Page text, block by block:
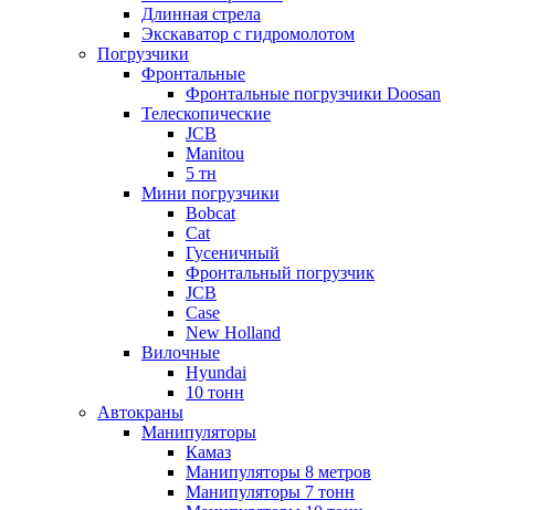
Длинная стрела
Экскаватор с гидромолотом
Погрузчики
Фронтальные
Фронтальные погрузчики Doosan
Телескопические
JCB
Manitou
5 тн
Мини погрузчики
Bobcat
Cat
Гусеничный
Фронтальный погрузчик
JCB
Case
New Holland
Вилочные
Hyundai
10 тонн
Автокраны
Манипуляторы
Камаз
Манипуляторы 8 метров
Манипуляторы 7 тонн